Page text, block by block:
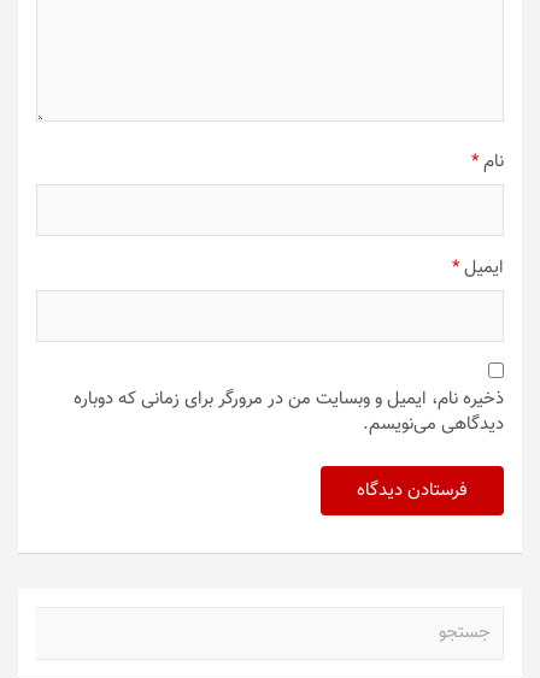
نام*
ایمیل*
ذخیره نام، ایمیل و وبسایت من در مرورگر برای زمانی که دوباره
دیدگاهی می‌نویسم.